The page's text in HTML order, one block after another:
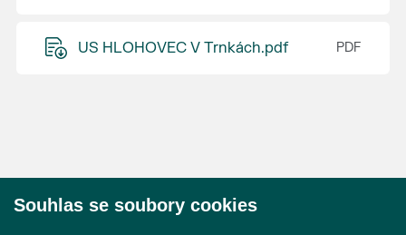
US HLOHOVEC V Trnkách.pdf
Souhlas se soubory cookies